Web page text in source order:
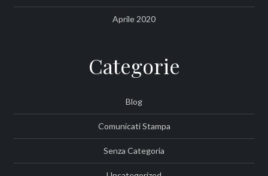
Aprile 2020
Categorie
Blog
Comunicati Stampa
Senza Categoria